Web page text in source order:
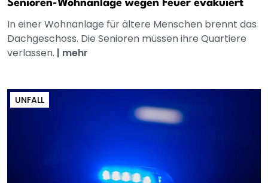
Senioren-Wohnanlage wegen Feuer evakuiert
In einer Wohnanlage für ältere Menschen brennt das
Dachgeschoss. Die Senioren müssen ihre Quartiere
verlassen. | mehr
UNFALL